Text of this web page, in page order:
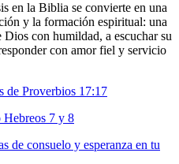
en la Biblia se convierte en una
y la formación espiritual: una
con humildad, a escuchar su
con amor fiel y servicio
de Proverbios 17:17
Hebreos 7 y 8
de consuelo y esperanza en tu